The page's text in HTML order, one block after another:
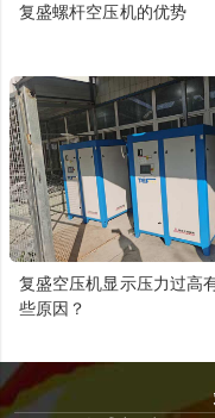
复盛螺杆空压机的优势
复盛空压机显示压力过高
些原因？